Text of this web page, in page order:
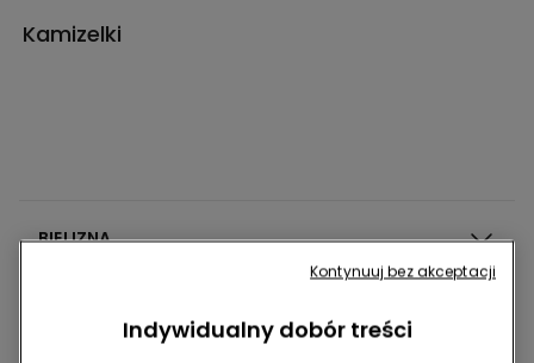
Kamizelki
BIELIZNA
Indywidualny dobór treści
Kontynuuj bez akceptacji